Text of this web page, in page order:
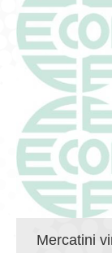
Mercatini